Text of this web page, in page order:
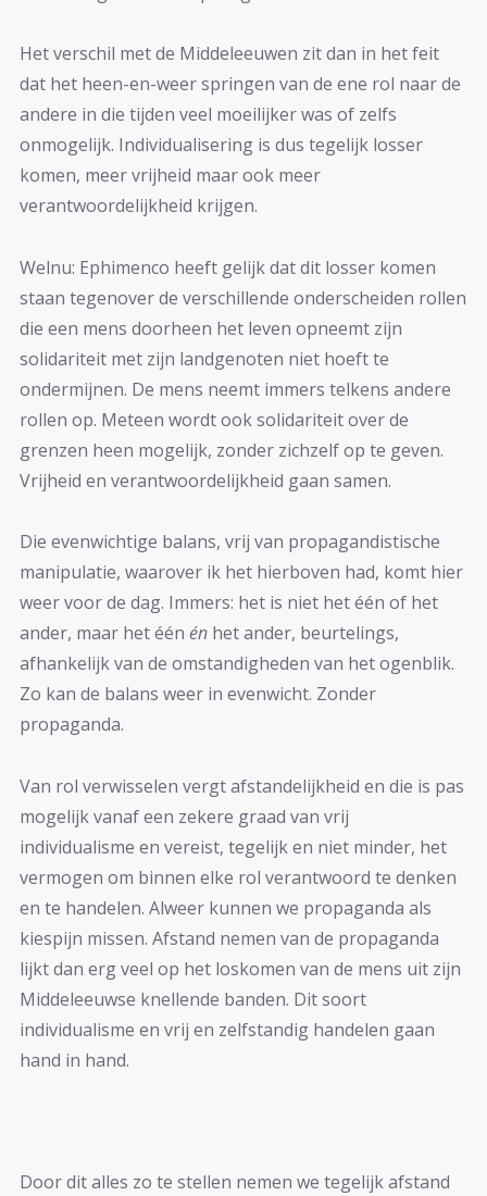
Het verschil met de Middeleeuwen zit dan in het feit
dat het heen-en-weer springen van de ene rol naar de
andere in die tijden veel moeilijker was of zelfs
onmogelijk. Individualisering is dus tegelijk losser
komen, meer vrijheid maar ook meer
verantwoordelijkheid krijgen.
Welnu: Ephimenco heeft gelijk dat dit losser komen
staan tegenover de verschillende onderscheiden rollen
die een mens doorheen het leven opneemt zijn
solidariteit met zijn landgenoten niet hoeft te
ondermijnen. De mens neemt immers telkens andere
rollen op. Meteen wordt ook solidariteit over de
grenzen heen mogelijk, zonder zichzelf op te geven.
Vrijheid en verantwoordelijkheid gaan samen.
Die evenwichtige balans, vrij van propagandistische
manipulatie, waarover ik het hierboven had, komt hier
weer voor de dag. Immers: het is niet het één of het
ander, maar het één én het ander, beurtelings,
afhankelijk van de omstandigheden van het ogenblik.
Zo kan de balans weer in evenwicht. Zonder
propaganda.
Van rol verwisselen vergt afstandelijkheid en die is pas
mogelijk vanaf een zekere graad van vrij
individualisme en vereist, tegelijk en niet minder, het
vermogen om binnen elke rol verantwoord te denken
en te handelen. Alweer kunnen we propaganda als
kiespijn missen. Afstand nemen van de propaganda
lijkt dan erg veel op het loskomen van de mens uit zijn
Middeleeuwse knellende banden. Dit soort
individualisme en vrij en zelfstandig handelen gaan
hand in hand.
Door dit alles zo te stellen nemen we tegelijk afstand